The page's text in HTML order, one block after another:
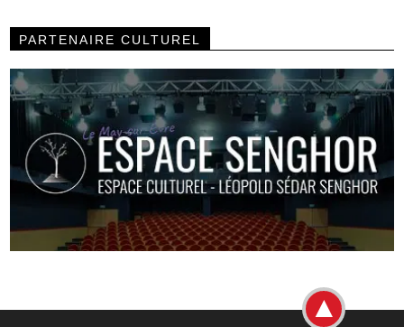
PARTENAIRE CULTUREL